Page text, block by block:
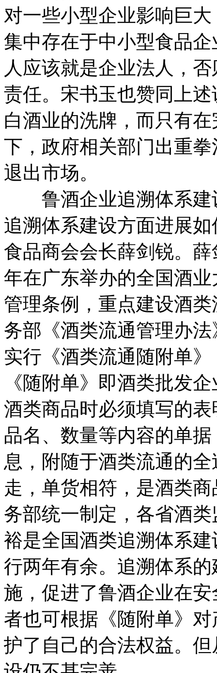
对一些小型企业影响巨
集中存在于中小型食品
人应该就是企业法人，
责任。宋书玉也赞同上
白酒业的洗牌，而只有
下，政府相关部门出重
退出市场。
鲁酒企业追溯体系建
追溯体系建设方面进展
食品商会会长薛剑锐。
年在广东举办的全国酒
管理条例，重点建设酒
务部《酒类流通管理办
实行《酒类流通随附单
《随附单》即酒类批发
酒类商品时必须填写的
品名、数量等内容的单
息，附随于酒类流通的全
走，单货相符，是酒类
务部统一制定，各省酒
裕是全国酒类追溯体系
行两年有余。追溯体系
施，促进了鲁酒企业在
者也可根据《随附单》
护了自己的合法权益。